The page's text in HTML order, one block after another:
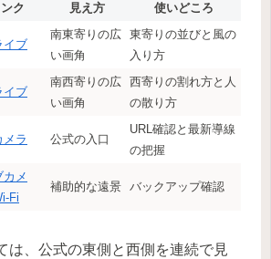
ンク 見え方 使いどころ
イブ
南東寄りの広
い画角
東寄りの並びと風の
入り方
イブ
南西寄りの広
い画角
西寄りの割れ方と人
の散り方
メラ 公式の入口
URL確認と最新導線
の把握
カメ
Fi
補助的な遠景 バックアップ確認
は、公式の東側と西側を連続で見